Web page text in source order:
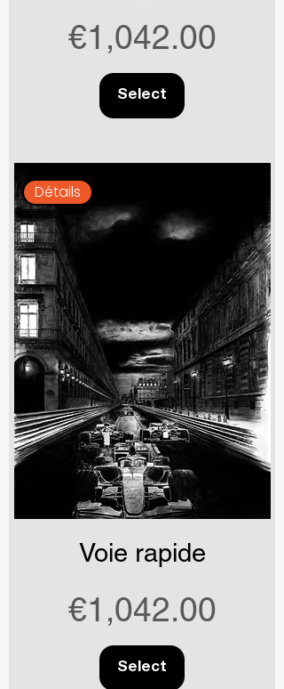
Price
€1,042.00
Select
Détails
Voie rapide
Price
€1,042.00
Select